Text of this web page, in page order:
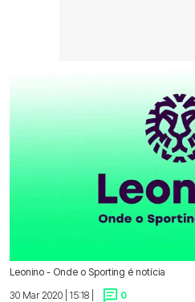
Leonino - Onde o Sporting é notícia
30 Mar 2020 | 15:18 |
0